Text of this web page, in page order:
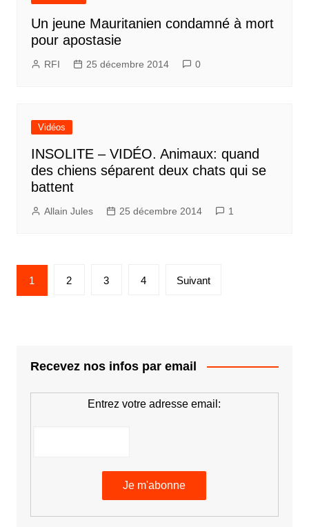
Un jeune Mauritanien condamné à mort
pour apostasie
RFI 25 décembre 2014 0
Vidéos
INSOLITE – VIDÉO. Animaux: quand
des chiens séparent deux chats qui se
battent
Allain Jules 25 décembre 2014 1
Pagination
des
1 2 3 4 Suivant
Recevez nos infos par email
Entrez votre adresse email: